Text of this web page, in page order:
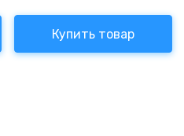
Купить товар